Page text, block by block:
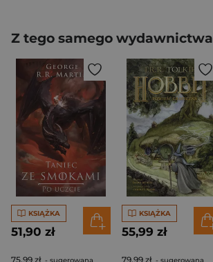
Z tego samego wydawnictwa
KSIĄŻKA
51,90 zł
75,99 zł
KSIĄŻKA
55,99 zł
79,99 zł